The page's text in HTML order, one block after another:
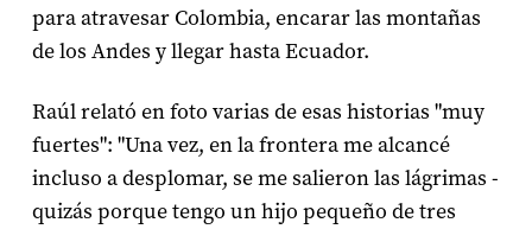
para atravesar Colombia, encarar las montañas
de los Andes y llegar hasta Ecuador.
Raúl relató en foto varias de esas historias "muy
fuertes": "Una vez, en la frontera me alcancé
incluso a desplomar, se me salieron las lágrimas -
quizás porque tengo un hijo pequeño de tres